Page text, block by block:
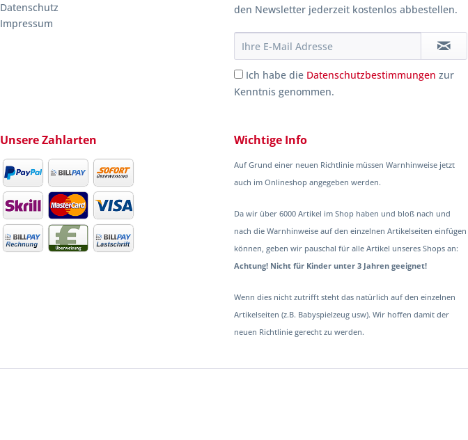
Datenschutz
Impressum
den Newsletter jederzeit kostenlos abbestellen.
Ich habe die Datenschutzbestimmungen zur
Kenntnis genommen.
Unsere Zahlarten Wichtige Info
Auf Grund einer neuen Richtlinie müssen Warnhinweise jetzt
auch im Onlineshop angegeben werden.
Da wir über 6000 Artikel im Shop haben und bloß nach und
nach die Warnhinweise auf den einzelnen Artikelseiten einfügen
können, geben wir pauschal für alle Artikel unseres Shops an:
Achtung! Nicht für Kinder unter 3 Jahren geeignet!
Wenn dies nicht zutrifft steht das natürlich auf den einzelnen
Artikelseiten (z.B. Babyspielzeug usw). Wir hoffen damit der
neuen Richtlinie gerecht zu werden.